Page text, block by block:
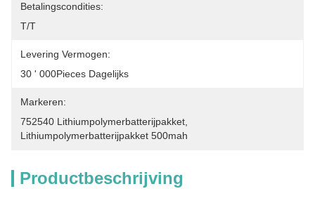
Betalingscondities:
T/T
Levering Vermogen:
30 ' 000Pieces Dagelijks
Markeren:
752540 Lithiumpolymerbatterijpakket
Lithiumpolymerbatterijpakket 500mah
Productbeschrijving